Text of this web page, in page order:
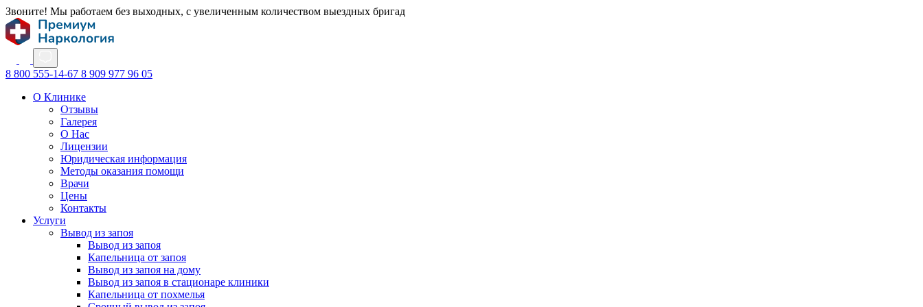
Звоните! Мы работаем без выходных, с увеличенным количеством выездных бригад
8 800 555-14-67 8 909 977 96 05
О Клинике
Отзывы
Галерея
О Нас
Лицензии
Юридическая информация
Методы оказания помощи
Врачи
Цены
Контакты
Услуги
Вывод из запоя
Вывод из запоя
Капельница от запоя
Вывод из запоя на дому
Вывод из запоя в стационаре клиники
Капельница от похмелья